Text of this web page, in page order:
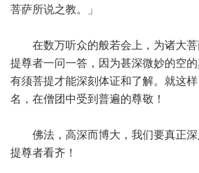
菩萨所说之教。」
在数万听众的般若会上，为诸大菩
提尊者一问一答，因为甚深微妙的空
有须菩提才能深刻体证和了解。就这
名，在僧团中受到普遍的尊敬！
佛法，高深而博大，我们要真正深
提尊者看齐！